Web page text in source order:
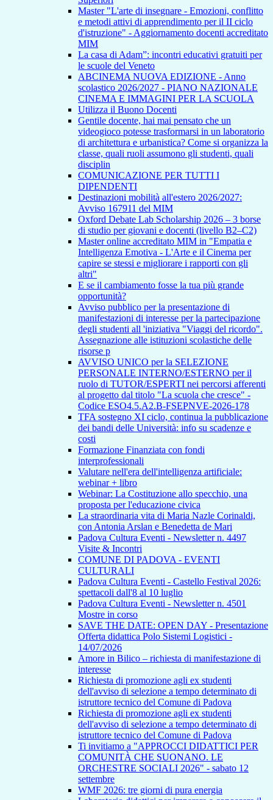
Master "L'arte di insegnare - Emozioni, conflitto
e metodi attivi di apprendimento per il II ciclo
d'istruzione" - Aggiornamento docenti accreditato
MIM
La casa di Adam”: incontri educativi gratuiti per
le scuole del Veneto
ABCINEMA NUOVA EDIZIONE - Anno
scolastico 2026/2027 - PIANO NAZIONALE
CINEMA E IMMAGINI PER LA SCUOLA
Utilizza il Buono Docenti
Gentile docente, hai mai pensato che un
videogioco potesse trasformarsi in un laboratorio
di architettura e urbanistica? Come si organizza la
classe, quali ruoli assumono gli studenti, quali
disciplin
COMUNICAZIONE PER TUTTI I
DIPENDENTI
Destinazioni mobilità all'estero 2026/2027:
Avviso 167911 del MIM
Oxford Debate Lab Scholarship 2026 – 3 borse
di studio per giovani e docenti (livello B2–C2)
Master online accreditato MIM in "Empatia e
Intelligenza Emotiva - L'Arte e il Cinema per
capire se stessi e migliorare i rapporti con gli
altri"
E se il cambiamento fosse la tua più grande
opportunità?
Avviso pubblico per la presentazione di
manifestazioni di interesse per la partecipazione
degli studenti all 'iniziativa "Viaggi del ricordo".
Assegnazione alle istituzioni scolastiche delle
risorse p
AVVISO UNICO per la SELEZIONE
PERSONALE INTERNO/ESTERNO per il
ruolo di TUTOR/ESPERTI nei percorsi afferenti
al progetto dal titolo "La scuola che cresce" -
Codice ESO4.5.A2.B-FSEPNVE-2026-178
TFA sostegno XI ciclo, continua la pubblicazione
dei bandi delle Università: info su scadenze e
costi
Formazione Finanziata con fondi
interprofessionali
Valutare nell'era dell'intelligenza artificiale:
webinar + libro
Webinar: La Costituzione allo specchio, una
proposta per l'educazione civica
La straordinaria vita di Maria Nazle Corinaldi,
con Antonia Arslan e Benedetta de Mari
Padova Cultura Eventi - Newsletter n. 4497
Visite & Incontri
COMUNE DI PADOVA - EVENTI
CULTURALI
Padova Cultura Eventi - Castello Festival 2026:
spettacoli dall'8 al 10 luglio
Padova Cultura Eventi - Newsletter n. 4501
Mostre in corso
SAVE THE DATE: OPEN DAY - Presentazione
Offerta didattica Polo Sistemi Logistici -
14/07/2026
Amore in Bilico – richiesta di manifestazione di
interesse
Richiesta di promozione agli ex studenti
dell'avviso di selezione a tempo determinato di
istruttore tecnico del Comune di Padova
Richiesta di promozione agli ex studenti
dell'avviso di selezione a tempo determinato di
istruttore tecnico del Comune di Padova
Ti invitiamo a "APPROCCI DIDATTICI PER
COMUNITÀ CHE SUONANO. LE
ORCHESTRE SOCIALI 2026" - sabato 12
settembre
WMF 2026: tre giorni di pura energia